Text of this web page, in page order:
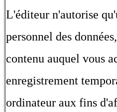
L'éditeur n'autorise
personnel des
contenu auquel vous
enregistrement
ordinateur aux fins